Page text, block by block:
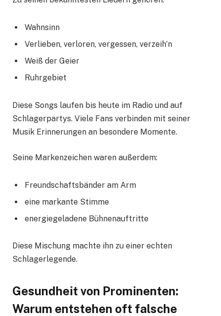
Wahnsinn
Verlieben, verloren, vergessen, verzeih’n
Weiß der Geier
Ruhrgebiet
Diese Songs laufen bis heute im Radio und auf
Schlagerpartys. Viele Fans verbinden mit seiner
Musik Erinnerungen an besondere Momente.
Seine Markenzeichen waren außerdem:
Freundschaftsbänder am Arm
eine markante Stimme
energiegeladene Bühnenauftritte
Diese Mischung machte ihn zu einer echten
Schlagerlegende.
Gesundheit von Prominenten:
Warum entstehen oft falsche